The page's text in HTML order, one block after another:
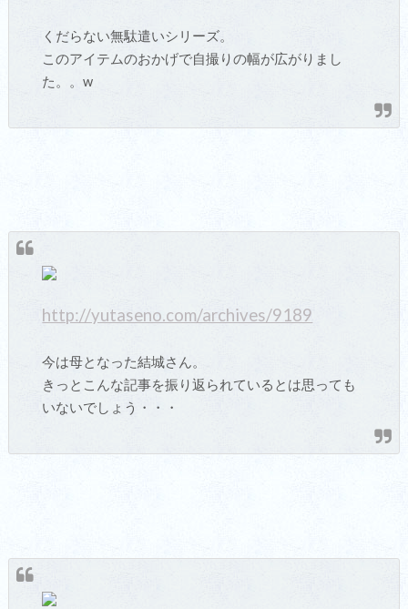
くだらない無駄遣いシリーズ。
このアイテムのおかげで自撮りの幅が広がりまし
た。。w
http://yutaseno.com/archives/9189
今は母となった結城さん。
きっとこんな記事を振り返られているとは思っても
いないでしょう・・・